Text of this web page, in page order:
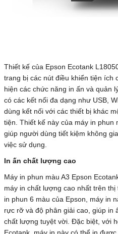
Thiết kế của Epson Ecotank
trang bị các nút điều khiển tiện ích
hiện các chức năng in ấn và quản
có các kết nối đa dạng như USB,
dùng kết nối với các thiết bị khác
tiện. Thiết kế này của máy in phun
giúp người dùng tiết kiệm không
việc sử dụng.
In ấn chất lượng cao
Máy in phun màu A3 Epson
máy in chất lượng cao nhất trên
in phun 6 màu của Epson, máy in
rực rỡ và độ phân giải cao, giúp in
chất lượng tuyệt vời. Đặc biệt, với